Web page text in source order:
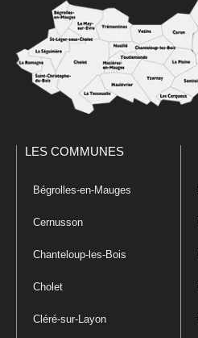
LES COMMUNES
Bégrolles-en-Mauges
Cernusson
Chanteloup-les-Bois
Cholet
Cléré-sur-Layon